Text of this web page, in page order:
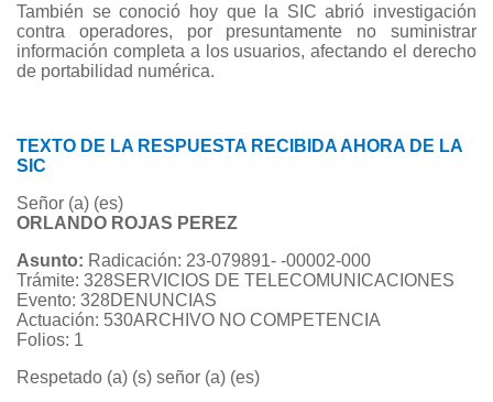
También se conoció hoy que la SIC abrió investigación
contra operadores, por presuntamente no suministrar
información completa a los usuarios, afectando el derecho
de portabilidad numérica.
TEXTO DE LA RESPUESTA RECIBIDA AHORA DE LA
SIC
Señor (a) (es)
ORLANDO ROJAS PEREZ
Asunto: Radicación: 23-079891- -00002-000
Trámite: 328SERVICIOS DE TELECOMUNICACIONES
Evento: 328DENUNCIAS
Actuación: 530ARCHIVO NO COMPETENCIA
Folios: 1
Respetado (a) (s) señor (a) (es)